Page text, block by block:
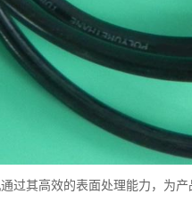
过其高效的表面处理能力，为